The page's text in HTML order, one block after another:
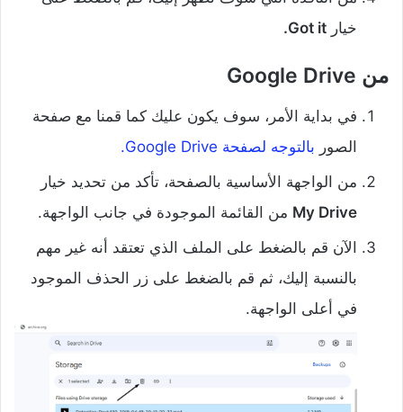
خيار Got it.
من Google Drive
في بداية الأمر، سوف يكون عليك كما قمنا مع صفحة
الصور بالتوجه لصفحة Google Drive.
من الواجهة الأساسية بالصفحة، تأكد من تحديد خيار
My Drive من القائمة الموجودة في جانب الواجهة.
الآن قم بالضغط على الملف الذي تعتقد أنه غير مهم
بالنسبة إليك، ثم قم بالضغط على زر الحذف الموجود
في أعلى الواجهة.